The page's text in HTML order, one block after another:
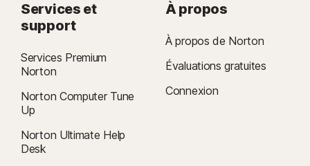
Services et
support
Services Premium
Norton
Norton Computer Tune
Up
Norton Ultimate Help
Desk
À propos
À propos de Norton
Évaluations gratuites
Connexion